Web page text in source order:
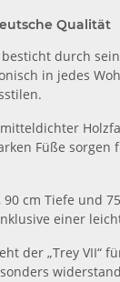
Qualität
besticht durch
in jedes
Füße
cm Tiefe und
einer
der „Trey